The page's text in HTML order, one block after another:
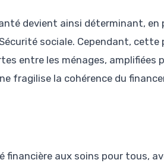
devient ainsi déterminant, en
sociale. Cependant, cette
entre les ménages, amplifiées
fragilise la cohérence du
financière aux soins pour tous,